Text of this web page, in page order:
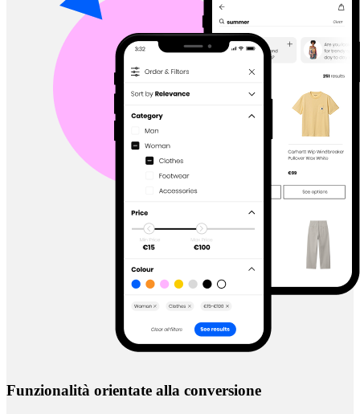
Funzionalità orientate alla conversione